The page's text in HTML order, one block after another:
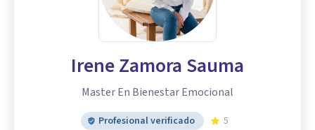
Irene Zamora Sauma
Master En Bienestar Emocional
Profesional verificado
5